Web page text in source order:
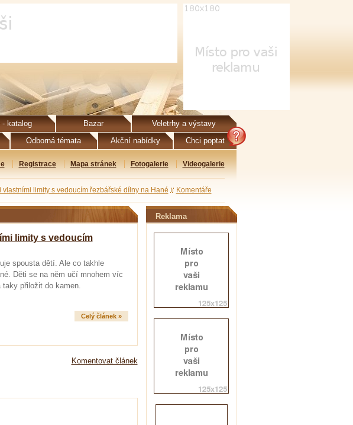
- katalog Bazar
Veletrhy a výstavy
Odborná témata Akční nabídky Chci poptat
Registrace Mapa stránek Fotogalerie Videogalerie
limity s vedoucím řezbářské dílny na Hané Komentáře
limity s vedoucím
spousta dětí. Ale co takhle
Děti se na něm učí mnohem víc
taky přiložit do kamen.
Celý článek »
Komentovat článek
Reklama